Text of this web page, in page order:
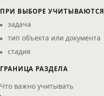
ПРИ ВЫБОРЕ УЧИТЫВАЮТСЯ
задача
тип объекта или документа
стадия
ГРАНИЦА РАЗДЕЛА
Что важно учитывать